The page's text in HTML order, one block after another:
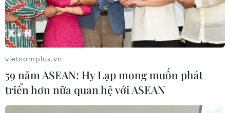
vietnamplus.vn
59 năm ASEAN: Hy Lạp mong muốn phát
triển hơn nữa quan hệ với ASEAN